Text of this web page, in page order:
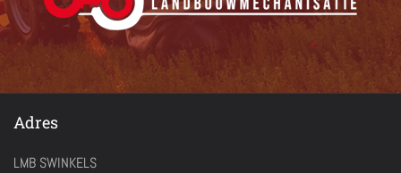
Adres
LMB SWINKELS